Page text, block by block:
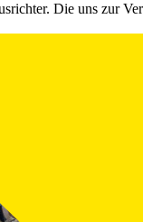
Die uns zur